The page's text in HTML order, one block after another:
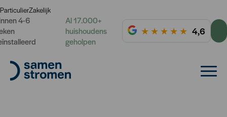
ParticulierZakelijk
4-6
Al 17.000+
huishoudens
geholpen
★ ★ ★ ★ ★ 4,6